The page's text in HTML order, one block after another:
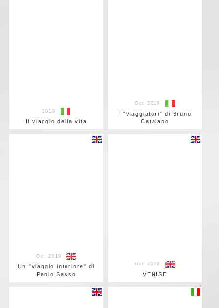
2019
Il viaggio della vita
Oct 2019
I “viaggiatori” di Bruno
Catalano
Oct 2019
Un "viaggio interiore" di
Paolo Sasso
Oct 2019
VENISE